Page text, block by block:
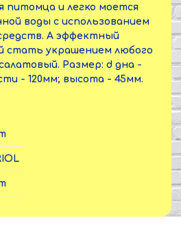
питомца и легко моется
воды с использованием
А эффектный
стать украшением любого
Размер: d дна -
- 120мм; высота - 45мм.